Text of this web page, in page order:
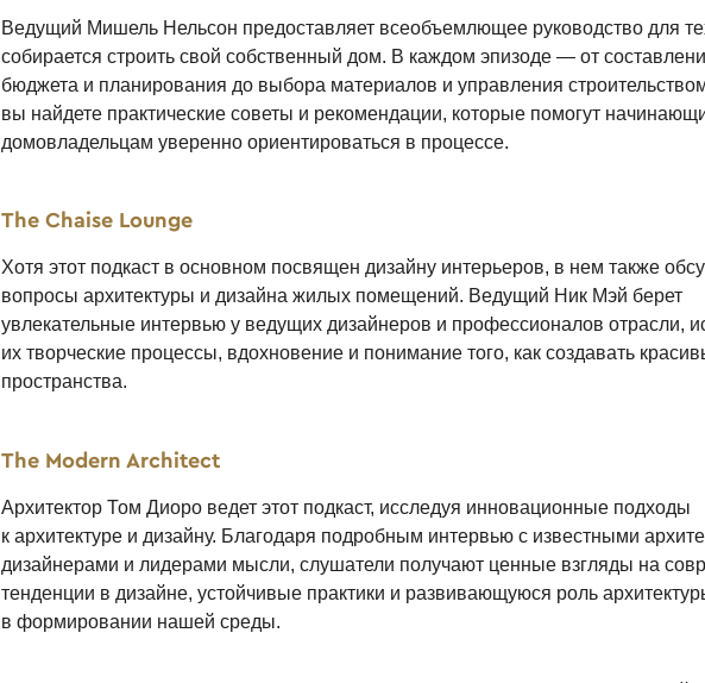
Ведущий Мишель Нельсон предоставляет всеобъемлющее руководство для
собирается строить свой собственный дом. В каждом эпизоде — от
бюджета и планирования до выбора материалов и управления
вы найдете практические советы и рекомендации, которые помогут
домовладельцам уверенно ориентироваться в процессе.
The Chaise Lounge
Хотя этот подкаст в основном посвящен дизайну интерьеров, в нем также
вопросы архитектуры и дизайна жилых помещений. Ведущий Ник Мэй берет
увлекательные интервью у ведущих дизайнеров и профессионалов отрасли,
их творческие процессы, вдохновение и понимание того, как создавать
пространства.
The Modern Architect
Архитектор Том Диоро ведет этот подкаст, исследуя инновационные подходы
к архитектуре и дизайну. Благодаря подробным интервью с известными
дизайнерами и лидерами мысли, слушатели получают ценные взгляды на
тенденции в дизайне, устойчивые практики и развивающуюся роль
в формировании нашей среды.